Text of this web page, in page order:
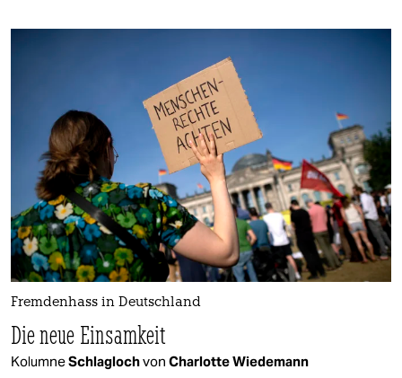
Fremdenhass in Deutschland
Die neue Einsamkeit
KolumneSchlaglochvon Charlotte Wiedemann